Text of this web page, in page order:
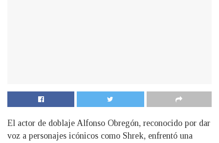
El actor de doblaje Alfonso Obregón, reconocido por dar
voz a personajes icónicos como Shrek, enfrentó una